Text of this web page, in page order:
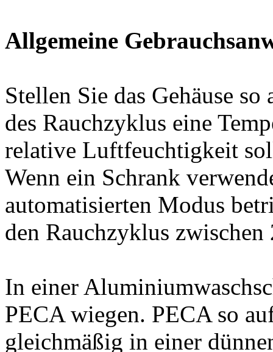
Allgemeine
Stellen Sie das Gehäuse
des Rauchzyklus eine
relative Luftfeuchtigkeit
Wenn ein Schrank
automatisierten Modus
den Rauchzyklus
In einer
PECA wiegen. PECA so
gleichmäßig in einer